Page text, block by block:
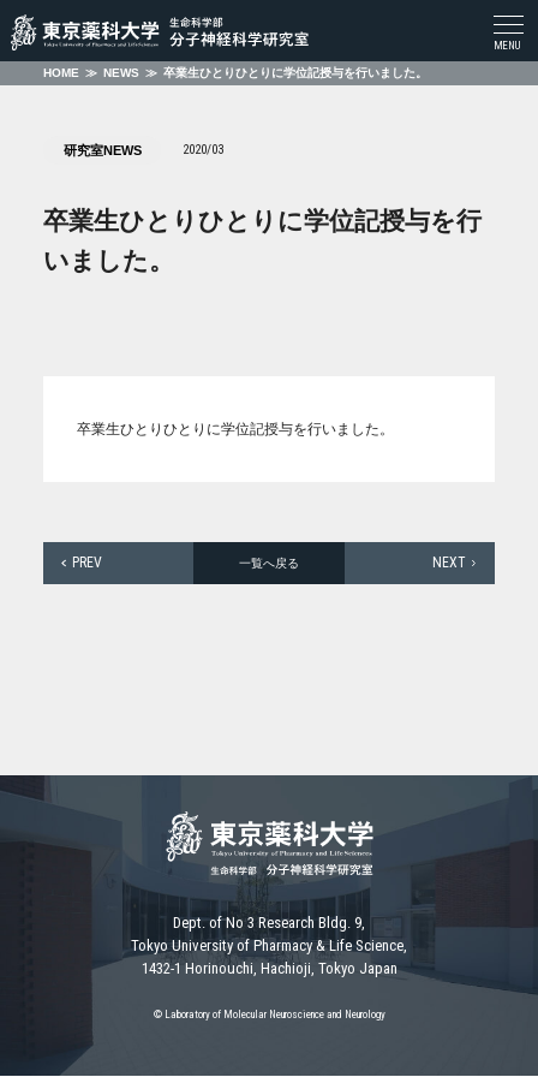
MENU
HOME ≫ NEWS ≫ 卒業生ひとりひとりに学位記授与を行いました。
研究室NEWS 2020/03
卒業生ひとりひとりに学位記授与を行
いました。
卒業生ひとりひとりに学位記授与を行いました。
PREV 一覧へ戻る NEXT
Dept. of No 3 Research Bldg. 9,
Tokyo University of Pharmacy & Life Science,
1432-1 Horinouchi, Hachioji, Tokyo Japan
© Laboratory of Molecular Neuroscience and Neurology